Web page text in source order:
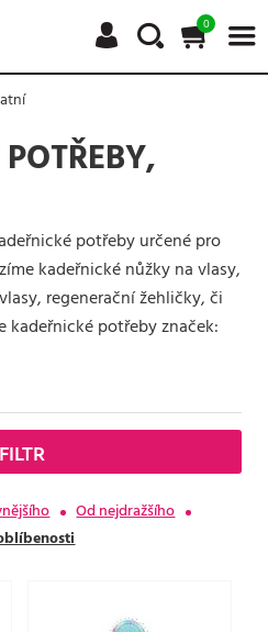
0
potřeby určené pro
kadeřnické nůžky na vlasy,
regenerační žehličky, či
kadeřnické potřeby značek:
FILTR
Od nejdražšího